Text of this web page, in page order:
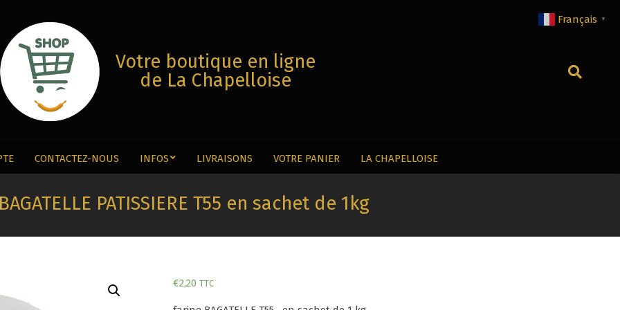
Votre boutique en ligne
de La Chapelloise
Menu
CONTACTEZ-NOUS INFOS LIVRAISONS VOTRE PANIER LA CHAPELLOISE
PATISSIERE T55 en sachet de 1kg
€2,20 TTC
Français ▼